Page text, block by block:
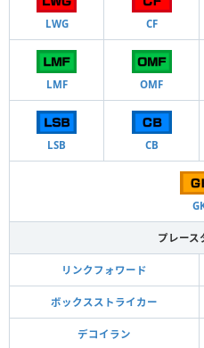
LWG CF
LMF OMF
LSB CB
プレース
リンクフォワード
ボックスストライカー
デコイラン